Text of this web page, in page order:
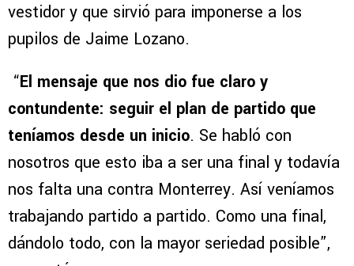
vestidor y que sirvió para imponerse a los
pupilos de Jaime Lozano.
“El mensaje que nos dio fue claro y
contundente: seguir el plan de partido que
teníamos desde un inicio. Se habló con
nosotros que esto iba a ser una final y todavía
nos falta una contra Monterrey. Así veníamos
trabajando partido a partido. Como una final,
dándolo todo, con la mayor seriedad posible”,